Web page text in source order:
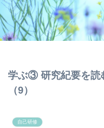
学ぶ③ 研究紀要を
（9）
自己研修